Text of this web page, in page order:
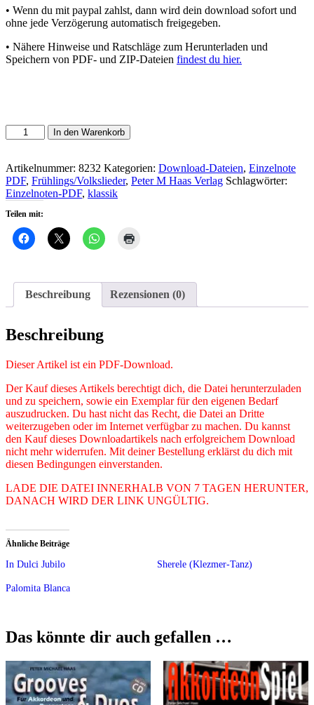
• Wenn du mit paypal zahlst, dann wird dein download sofort und
ohne jede Verzögerung automatisch freigegeben.
• Nähere Hinweise und Ratschläge zum Herunterladen und
Speichern von PDF- und ZIP-Dateien findest du hier.
Herbst-
Kanon
England:
Hejo,
spann
Wagen
an!
Menge
In den Warenkorb
Artikelnummer: 8232 Kategorien: Download-Dateien, Einzelnote
PDF, Frühlings/Volkslieder, Peter M Haas Verlag Schlagwörter:
Einzelnoten-PDF, klassik
Teilen mit:
Beschreibung Rezensionen (0)
Beschreibung
Dieser Artikel ist ein PDF-Download.
Der Kauf dieses Artikels berechtigt dich, die Datei herunterzuladen
und zu speichern, sowie ein Exemplar für den eigenen Bedarf
auszudrucken. Du hast nicht das Recht, die Datei an Dritte
weiterzugeben oder im Internet verfügbar zu machen. Du kannst
den Kauf dieses Downloadartikels nach erfolgreichem Download
nicht mehr widerrufen. Mit deiner Bestellung erklärst du dich mit
diesen Bedingungen einverstanden.
LADE DIE DATEI INNERHALB VON 7 TAGEN HERUNTER,
DANACH WIRD DER LINK UNGÜLTIG.
Ähnliche Beiträge
In Dulci Jubilo Sherele (Klezmer-Tanz)
Palomita Blanca
Das könnte dir auch gefallen …